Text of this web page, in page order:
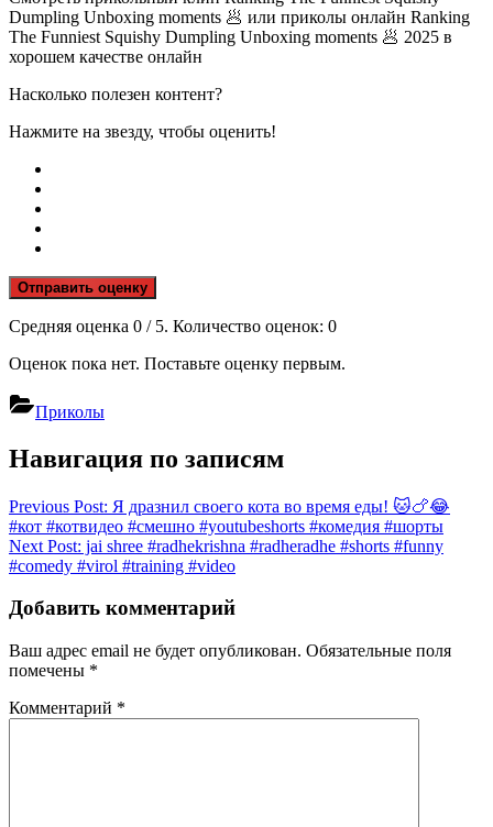
Dumpling Unboxing moments 🥟 или приколы онлайн Ranking
The Funniest Squishy Dumpling Unboxing moments 🥟 2025 в
хорошем качестве онлайн
Насколько полезен контент?
Нажмите на звезду, чтобы оценить!
Отправить оценку
Средняя оценка 0 / 5. Количество оценок: 0
Оценок пока нет. Поставьте оценку первым.
Приколы
Навигация по записям
Previous Post: Я дразнил своего кота во время еды! 🐱🍗😂
#кот #котвидео #смешно #youtubeshorts #комедия #шорты
Next Post: jai shree #radhekrishna #radheradhe #shorts #funny
#comedy #virol #training #video
Добавить комментарий
Ваш адрес email не будет опубликован. Обязательные поля
помечены *
Комментарий *